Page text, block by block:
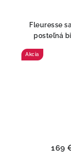
Fleuresse
posteľná
Akcia
169